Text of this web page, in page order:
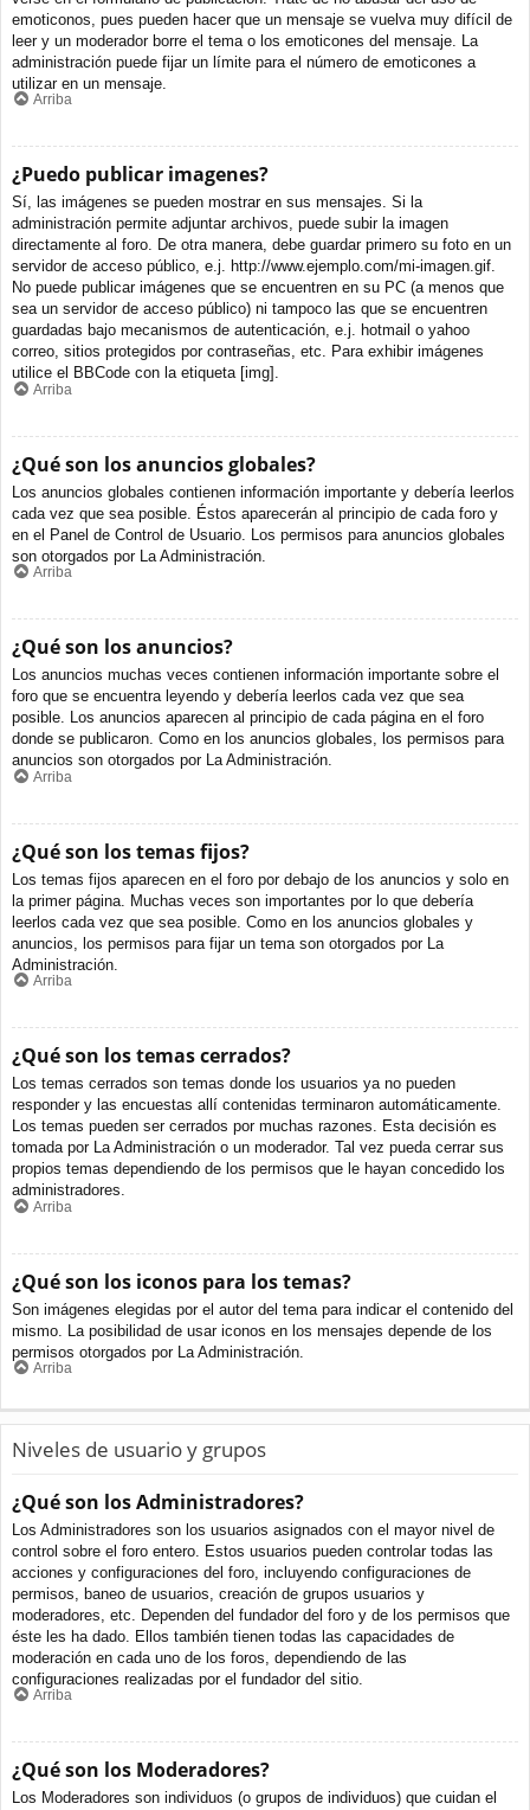
emoticonos, pues pueden hacer que un mensaje se vuelva muy difícil de
leer y un moderador borre el tema o los emoticones del mensaje. La
administración puede fijar un límite para el número de emoticones a
utilizar en un mensaje.
Arriba
¿Puedo publicar imagenes?
Sí, las imágenes se pueden mostrar en sus mensajes. Si la
administración permite adjuntar archivos, puede subir la imagen
directamente al foro. De otra manera, debe guardar primero su foto en un
servidor de acceso público, e.j. http://www.ejemplo.com/mi-imagen.gif.
No puede publicar imágenes que se encuentren en su PC (a menos que
sea un servidor de acceso público) ni tampoco las que se encuentren
guardadas bajo mecanismos de autenticación, e.j. hotmail o yahoo
correo, sitios protegidos por contraseñas, etc. Para exhibir imágenes
utilice el BBCode con la etiqueta [img].
Arriba
¿Qué son los anuncios globales?
Los anuncios globales contienen información importante y debería leerlos
cada vez que sea posible. Éstos aparecerán al principio de cada foro y
en el Panel de Control de Usuario. Los permisos para anuncios globales
son otorgados por La Administración.
Arriba
¿Qué son los anuncios?
Los anuncios muchas veces contienen información importante sobre el
foro que se encuentra leyendo y debería leerlos cada vez que sea
posible. Los anuncios aparecen al principio de cada página en el foro
donde se publicaron. Como en los anuncios globales, los permisos para
anuncios son otorgados por La Administración.
Arriba
¿Qué son los temas fijos?
Los temas fijos aparecen en el foro por debajo de los anuncios y solo en
la primer página. Muchas veces son importantes por lo que debería
leerlos cada vez que sea posible. Como en los anuncios globales y
anuncios, los permisos para fijar un tema son otorgados por La
Administración.
Arriba
¿Qué son los temas cerrados?
Los temas cerrados son temas donde los usuarios ya no pueden
responder y las encuestas allí contenidas terminaron automáticamente.
Los temas pueden ser cerrados por muchas razones. Esta decisión es
tomada por La Administración o un moderador. Tal vez pueda cerrar sus
propios temas dependiendo de los permisos que le hayan concedido los
administradores.
Arriba
¿Qué son los iconos para los temas?
Son imágenes elegidas por el autor del tema para indicar el contenido del
mismo. La posibilidad de usar iconos en los mensajes depende de los
permisos otorgados por La Administración.
Arriba
Niveles de usuario y grupos
¿Qué son los Administradores?
Los Administradores son los usuarios asignados con el mayor nivel de
control sobre el foro entero. Estos usuarios pueden controlar todas las
acciones y configuraciones del foro, incluyendo configuraciones de
permisos, baneo de usuarios, creación de grupos usuarios y
moderadores, etc. Dependen del fundador del foro y de los permisos que
éste les ha dado. Ellos también tienen todas las capacidades de
moderación en cada uno de los foros, dependiendo de las
configuraciones realizadas por el fundador del sitio.
Arriba
¿Qué son los Moderadores?
Los Moderadores son individuos (o grupos de individuos) que cuidan el